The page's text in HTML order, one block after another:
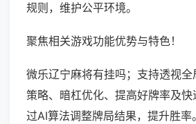
规则，维护公平环境。
聚焦相关游戏功能优势与特色！
微乐辽宁麻将有挂吗；支持透视
策略、暗杠优化、提高好牌率及
过AI算法调整牌局结果，提升胜率。